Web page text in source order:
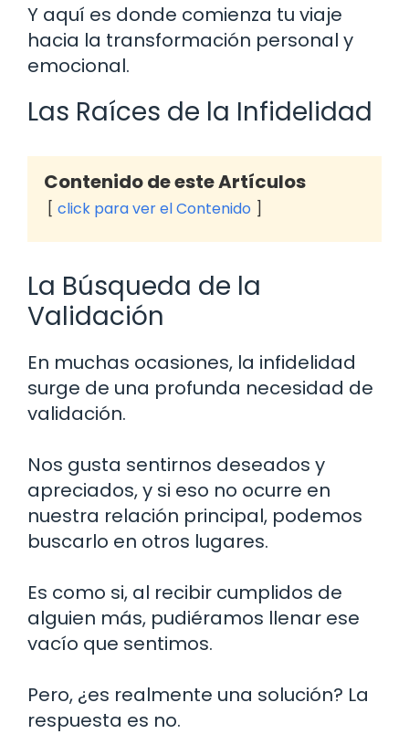
Y aquí es donde comienza tu viaje
hacia la transformación personal y
emocional.
Las Raíces de la Infidelidad
Contenido de este Artículos
click para ver el Contenido
La Búsqueda de la
Validación
En muchas ocasiones, la infidelidad
surge de una profunda necesidad de
validación.
Nos gusta sentirnos deseados y
apreciados, y si eso no ocurre en
nuestra relación principal, podemos
buscarlo en otros lugares.
Es como si, al recibir cumplidos de
alguien más, pudiéramos llenar ese
vacío que sentimos.
Pero, ¿es realmente una solución? La
respuesta es no.